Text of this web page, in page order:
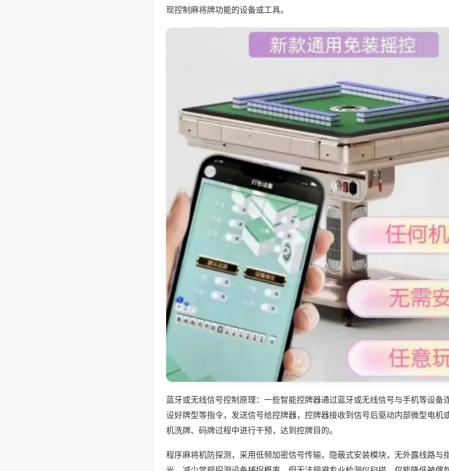
现控制麻将牌功能的设备或工具。
蓝牙或无线信号控制原理：一些智能控牌器通过蓝牙或无线信号与手机等设备
设好牌型等指令，发送信号给控牌器，控牌器接收到信号后驱动内部微型电机
机洗牌、码牌过程中进行干预，达到控牌目的。
程序麻将机防探测，采用低频加密信号传输，隐蔽式安装模块，无外露线路与